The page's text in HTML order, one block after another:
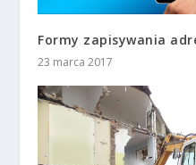
Formy zapisywania
23 marca 2017